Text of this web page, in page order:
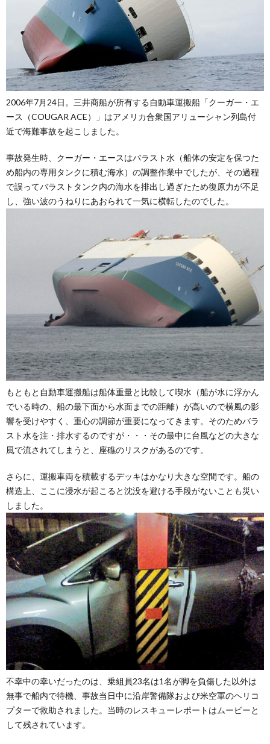
2006年7月24日。三井商船が所有する自動車運搬船「クーガー・エ
ース（COUGAR ACE）」はアメリカ合衆国アリューシャン列島付
近で海難事故を起こしました。
事故発生時、クーガー・エースはバラスト水（船体の安定を保つた
め船内の専用タンクに積む海水）の調整作業中でしたが、その過程
で誤ってバラストタンク内の海水を排出し過ぎたため復原力が不足
し、強い波のうねりにあおられて一気に横転したのでした。
もともと自動車運搬船は船体重量と比較して喫水（船が水に浮かん
でいる時の、船の最下面から水面までの距離）が高いので横風の影
響を受けやすく、重心の調節が重要になってきます。そのためバラ
スト水を注・排水するのですが・・・その最中に台風などの大きな
風で流されてしまうと、座礁のリスクがあるのです。
さらに、運搬車両を積載するデッキはかなり大きな空間です。船の
構造上、ここに浸水が起こると沈没を避ける手段がないことも災い
しました。
不幸中の幸いだったのは、乗組員23名は1名が脚を負傷した以外は
無事で船内で待機、事故当日中に沿岸警備隊および米空軍のヘリコ
プターで救助されました。当時のレスキューレポートはムービーと
して残されています。